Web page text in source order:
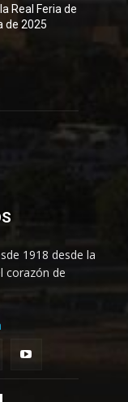
Real Feria de
de 2025
1918 desde la
corazón de